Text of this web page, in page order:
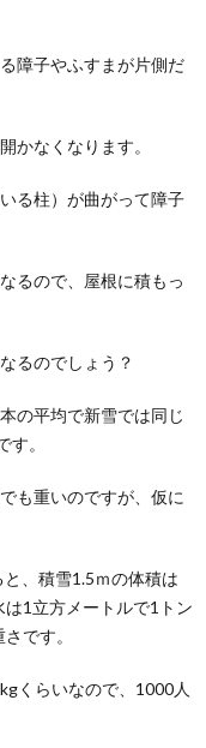
障子やふすまが片側だ
かなくなります。
る柱）が曲がって障子
るので、屋根に積もっ
るのでしょう？
の平均で新雪では同じ
。
も重いのですが、仮に
、積雪1.5ｍの体積は
1立方メートルで1トン
です。
くらいなので、1000人